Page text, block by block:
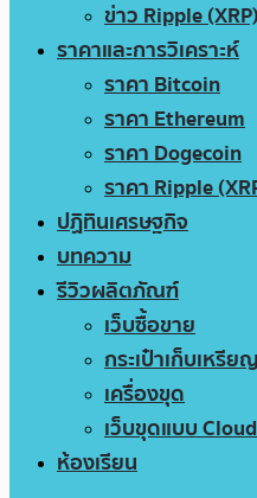
ข่าว Ripple
ราคาและการวิเคราะห์
ราคา Bitcoin
ราคา Ethereum
ราคา Dogecoin
ราคา Ripple
ปฏิทินเศรษฐกิจ
บทความ
รีวิวผลิตภัณฑ์
เว็บซื้อขาย
กระเป๋าเก็บเหรียญ
เครื่องขุด
เว็บขุดแบบ
ห้องเรียน